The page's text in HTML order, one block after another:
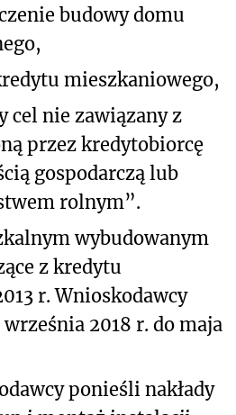
budowy domu
mieszkaniowego,
cel nie zawiązany z
przez kredytobiorcę
gospodarczą lub
rolnym”.
wybudowanym
z kredytu
r. Wnioskodawcy
2018 r. do maja
ponieśli nakłady